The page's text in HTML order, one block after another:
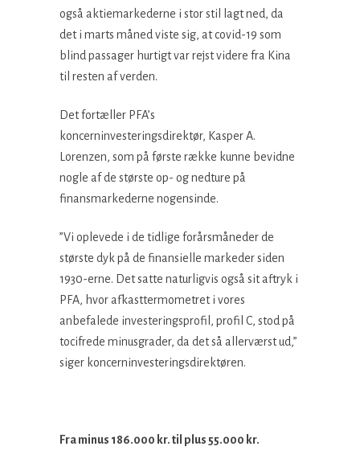
også aktiemarkederne i stor stil lagt ned, da
det i marts måned viste sig, at covid-19 som
blind passager hurtigt var rejst videre fra Kina
til resten af verden.
Det fortæller PFA’s
koncerninvesteringsdirektør, Kasper A.
Lorenzen, som på første række kunne bevidne
nogle af de største op- og nedture på
finansmarkederne nogensinde.
”Vi oplevede i de tidlige forårsmåneder de
største dyk på de finansielle markeder siden
1930-erne. Det satte naturligvis også sit aftryk i
PFA, hvor afkasttermometret i vores
anbefalede investeringsprofil, profil C, stod på
tocifrede minusgrader, da det så allerværst ud,”
siger koncerninvesteringsdirektøren.
Fra minus 186.000 kr. til plus 55.000 kr.